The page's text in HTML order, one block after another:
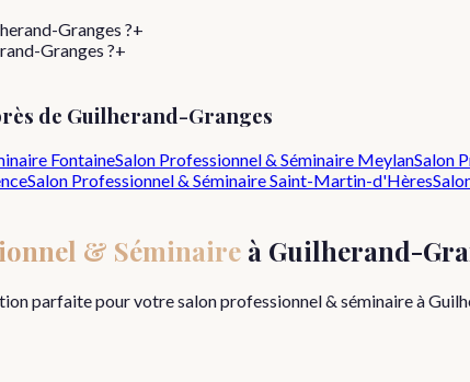
Granges ?+
Granges ?+
de Guilherand-Granges
FontaineSalon Professionnel & Séminaire MeylanSalon
Salon Professionnel & SéminaireSaint-Martin-d'Hères
& Séminaire à Guilherand-
parfaite pour votresalon professionnel & séminaireà